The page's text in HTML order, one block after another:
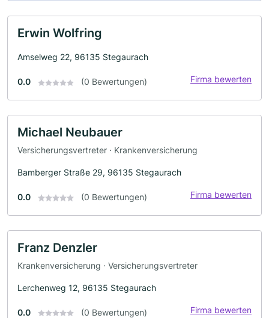
Erwin Wolfring
Amselweg 22, 96135 Stegaurach
0.0 (0 Bewertungen) Firma bewerten
Michael Neubauer
Versicherungsvertreter · Krankenversicherung
Bamberger Straße 29, 96135 Stegaurach
0.0 (0 Bewertungen) Firma bewerten
Franz Denzler
Krankenversicherung · Versicherungsvertreter
Lerchenweg 12, 96135 Stegaurach
0.0 (0 Bewertungen) Firma bewerten